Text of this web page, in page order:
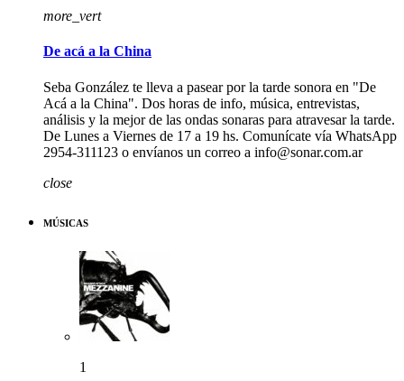
more_vert
De acá a la China
Seba González te lleva a pasear por la tarde sonora en "De
Acá a la China". Dos horas de info, música, entrevistas,
análisis y la mejor de las ondas sonaras para atravesar la tarde.
De Lunes a Viernes de 17 a 19 hs. Comunícate vía WhatsApp
2954-311123 o envíanos un correo a info@sonar.com.ar
close
MÚSICAS
1